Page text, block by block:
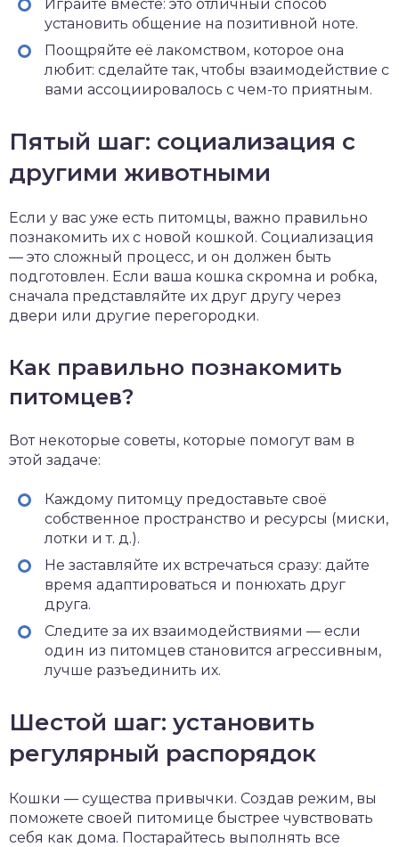
Играйте вместе: это отличный способ
установить общение на позитивной ноте.
Поощряйте её лакомством, которое она
любит: сделайте так, чтобы взаимодействие с
вами ассоциировалось с чем-то приятным.
Пятый шаг: социализация с
другими животными
Если у вас уже есть питомцы, важно правильно
познакомить их с новой кошкой. Социализация
— это сложный процесс, и он должен быть
подготовлен. Если ваша кошка скромна и робка,
сначала представляйте их друг другу через
двери или другие перегородки.
Как правильно познакомить
питомцев?
Вот некоторые советы, которые помогут вам в
этой задаче:
Каждому питомцу предоставьте своё
собственное пространство и ресурсы (миски,
лотки и т. д.).
Не заставляйте их встречаться сразу: дайте
время адаптироваться и понюхать друг
друга.
Следите за их взаимодействиями — если
один из питомцев становится агрессивным,
лучше разъединить их.
Шестой шаг: установить
регулярный распорядок
Кошки — существа привычки. Создав режим, вы
поможете своей питомице быстрее чувствовать
себя как дома. Постарайтесь выполнять все